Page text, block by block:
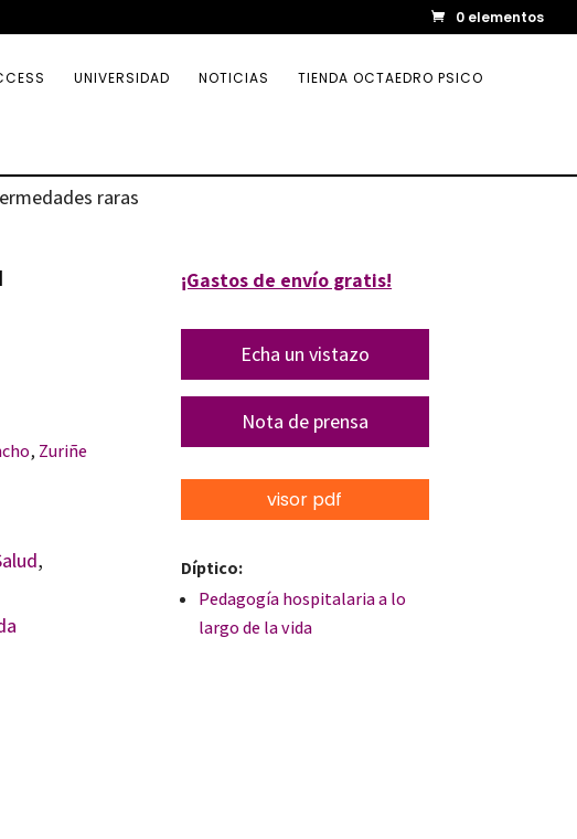
0 elementos
UNIVERSIDAD NOTICIAS TIENDA OCTAEDRO PSICO
raras
, Zuriñe
,
¡Gastos de envío gratis!
Echa un vistazo
Nota de prensa
visor pdf
Díptico:
Pedagogía hospitalaria a lo
largo de la vida